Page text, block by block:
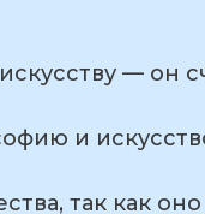
— он
и
так как